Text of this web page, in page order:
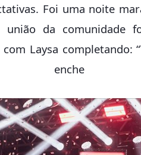
Foi uma noite
união da comunidade
com Laysa
enche